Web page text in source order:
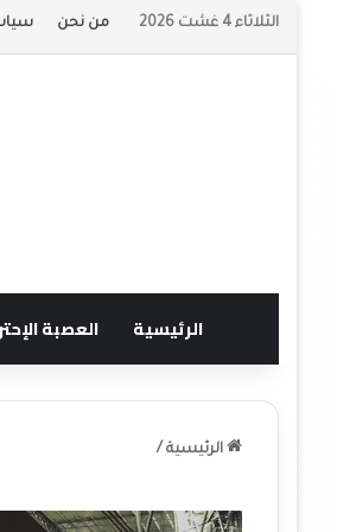
الثلاثاء 4 غشت 2026 من نحن
الرئيسية العصبة
الرئيسية /